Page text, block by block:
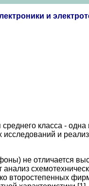
и
класса -
исследований и
не отличается
второстепенных